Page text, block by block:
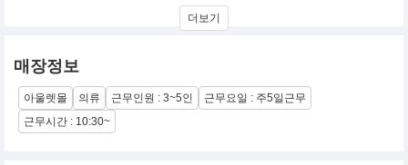
가진 25~35세의 남성을 위한 트래디셔널 캐주얼로 Symbol은 영국
의 대표적인 명문인 에드워드家의 전통과 명예를 상징해 온 문장인
우리 신체가 편안하게 활동할 수 있는 패턴 위에 고급스럽고 세련된
색감과 디자인을 가미하여 생활 속에서 편하게 입을 수 있는 고품격
트래디셔널 캐주얼 이다.
더보기
매장정보
아울렛몰 의류 근무인원 : 3~5인
근무요일 : 주5일근무
근무시간 : 10:30~